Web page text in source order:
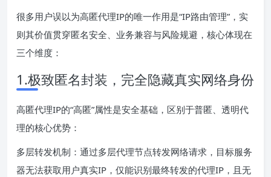
很多用户误以为高匿代理IP的唯一作用是“IP路由管理”，实
则其价值贯穿匿名安全、业务兼容与风险规避，核心体现在
三个维度：
1.极致匿名封装，完全隐藏真实网络身份
高匿代理IP的“高匿”属性是安全基础，区别于普匿、透明代
理的核心优势：
多层转发机制：通过多层代理节点转发网络请求，目标服务
器无法获取用户真实IP，仅能识别最终转发的代理IP，且无